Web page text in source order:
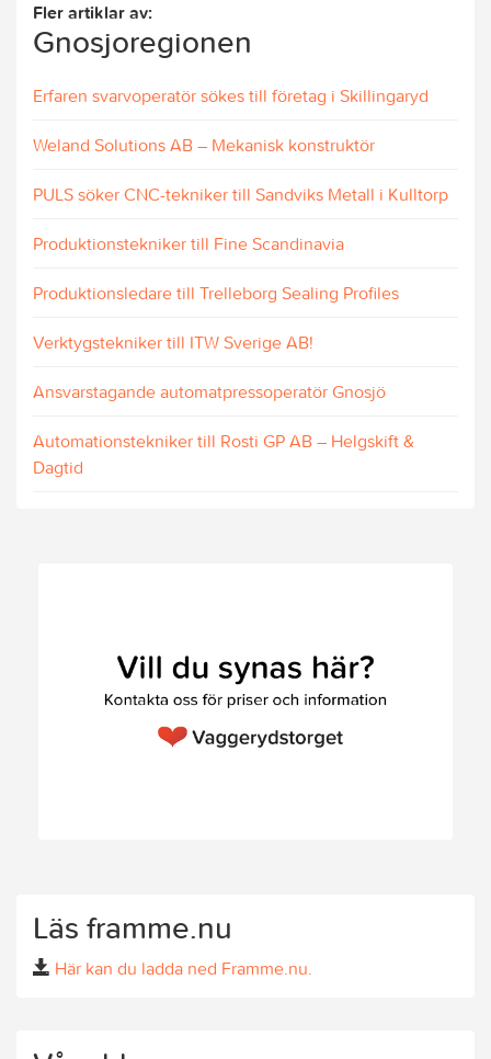
Fler artiklar av:
Gnosjoregionen
Erfaren svarvoperatör sökes till företag i Skillingaryd
Weland Solutions AB – Mekanisk konstruktör
PULS söker CNC-tekniker till Sandviks Metall i Kulltorp
Produktionstekniker till Fine Scandinavia
Produktionsledare till Trelleborg Sealing Profiles
Verktygstekniker till ITW Sverige AB!
Ansvarstagande automatpressoperatör Gnosjö
Automationstekniker till Rosti GP AB – Helgskift &
Dagtid
Läs framme.nu
Här kan du ladda ned Framme.nu.